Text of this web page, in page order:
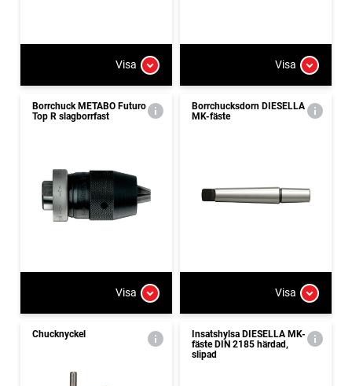
Visa Visa
Borrchuck METABO Futuro
Top R slagborrfast
Visa
Borrchucksdorn DIESELLA
MK-fäste
Visa
Chucknyckel
Insatshylsa DIESELLA MK-
fäste DIN 2185 härdad,
slipad